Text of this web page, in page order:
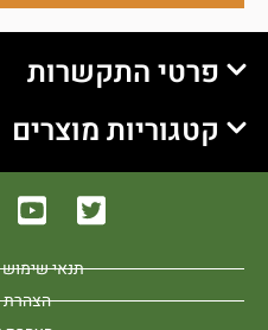
פרטי התקשרות
קטגוריות מוצרים
תנאי
הצהרת